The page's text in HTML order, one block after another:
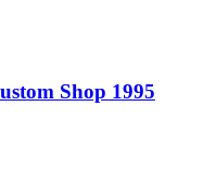
Shop 1995